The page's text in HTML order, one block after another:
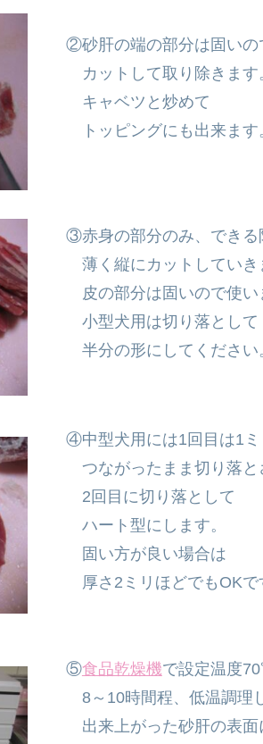
②砂肝の端の部分は固いの
カットして取り除きます
キャベツと炒めて
トッピングにも出来ます
③赤身の部分のみ、できる
薄く縦にカットしていき
皮の部分は固いので使い
小型犬用は切り落として
半分の形にしてください
④中型犬用には1回目は1ミ
つながったまま切り落と
2回目に切り落として
ハート型にします。
固い方が良い場合は
厚さ2ミリほどでもOKで
⑤食品乾燥機で設定温度
8～10時間程、低温調理
出来上がった砂肝の表面